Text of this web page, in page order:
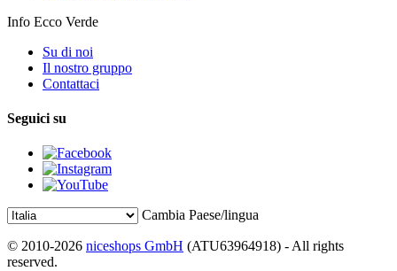
Info Ecco Verde
Su di noi
Il nostro gruppo
Contattaci
Seguici su
Cambia Paese/lingua
© 2010-2026 niceshops GmbH (ATU63964918) - All rights
reserved.